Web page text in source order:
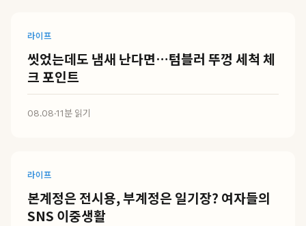
라이프
씻었는데도 냄새 난다면…텀블러 뚜껑 세척 체
크 포인트
08.08·11분 읽기
라이프
본계정은 전시용, 부계정은 일기장? 여자들의
SNS 이중생활